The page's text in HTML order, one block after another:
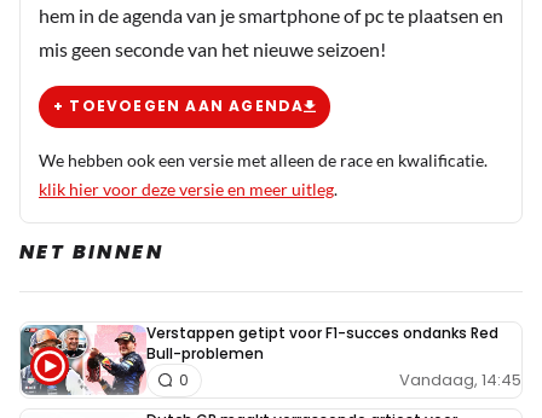
hem in de agenda van je smartphone of pc te plaatsen en
mis geen seconde van het nieuwe seizoen!
+ TOEVOEGEN AAN AGENDA
We hebben ook een versie met alleen de race en kwalificatie.
klik hier voor deze versie en meer uitleg.
NET BINNEN
Verstappen getipt voor F1-succes ondanks Red
Bull-problemen
Vandaag, 14:45
0